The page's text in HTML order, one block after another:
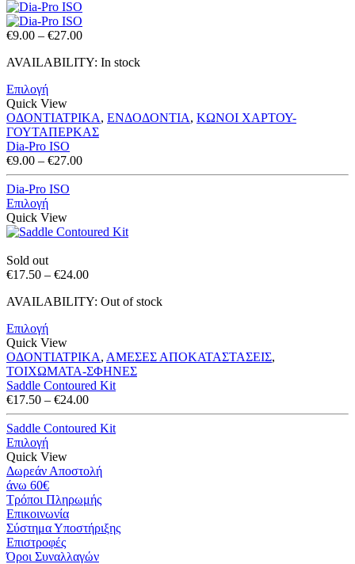
€9.00 – €27.00Price
€9.00
AVAILABILITY: In stock
Επιλογή
Quick View
ΟΔΟΝΤΙΑΤΡΙΚΑ, ΕΝΔΟΔΟΝΤΙΑ, ΚΩΝΟΙ ΧΑΡΤΟΥ-
ΓΟΥΤΑΠΕΡΚΑΣ
Dia-Pro ISO
€9.00 – €27.00Price
range:
Dia-Pro ISO
Επιλογή
Quick View
Sold out
€17.50 – €24.00Price
€17.50
AVAILABILITY: Out of stock
Επιλογή
Quick View
ΟΔΟΝΤΙΑΤΡΙΚΑ, ΑΜΕΣΕΣ ΑΠΟΚΑΤΑΣΤΑΣΕΙΣ,
ΤΟΙΧΩΜΑΤΑ-ΣΦΗΝΕΣ
Saddle Contoured Kit
€17.50 – €24.00Price
range:
€17.50
Saddle Contoured Kit
Επιλογή
Quick View
Δωρεάν Αποστολή
άνω 60€
Τρόποι Πληρωμής
Eπικοινωνία
Σύστημα Υποστήριξης
Επιστροφές
Όροι Συναλλαγών